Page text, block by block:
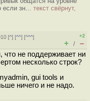
если зн... текст свёрнут,
[^] [^^] [^^^]
+2
+ / –
не поддерживает ни
несколько строк?
gui tools и
ничего и не надо.